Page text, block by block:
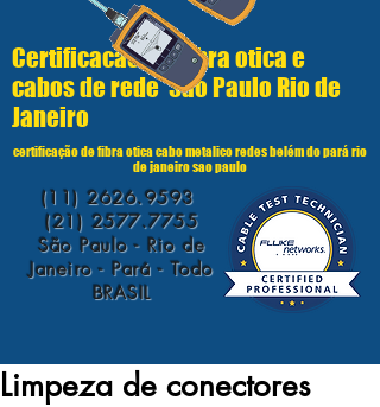
(11) 2626.9593
(21) 2577.7755
São Paulo - Rio de
Janeiro - Pará - Todo
BRASIL
Certificacao de fibra otica e
cabos de rede Sao Paulo Rio de
Janeiro
certificação de fibra otica cabo metalico redes belém do pará rio
de janeiro sao paulo
Limpeza de conectores